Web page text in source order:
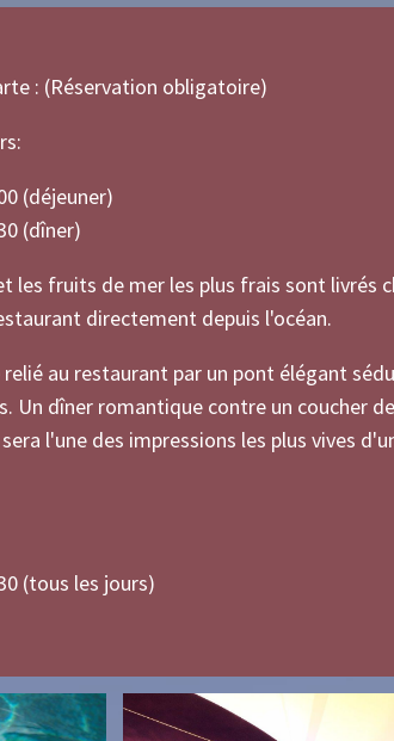
: (Réservation obligatoire)
(déjeuner)
(dîner)
les fruits de mer les plus frais sont livrés
directement depuis l'océan.
au restaurant par un pont élégant
Un dîner romantique contre un coucher
l'une des impressions les plus vives
(tous les jours)